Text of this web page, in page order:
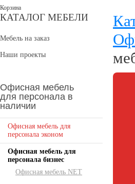
Корзина
КАТАЛОГ МЕБЕЛИ
Мебель на заказ
Наши проекты
Офисная мебель
для персонала в
наличии
Офисная мебель для
персонала эконом
Офисная мебель для
персонала бизнес
Офисная мебель NET